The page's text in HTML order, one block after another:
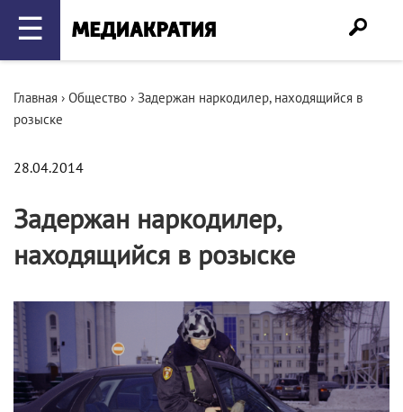
☰
Главная › Общество › Задержан наркодилер, находящийся в
розыске
28.04.2014
Задержан наркодилер,
находящийся в розыске